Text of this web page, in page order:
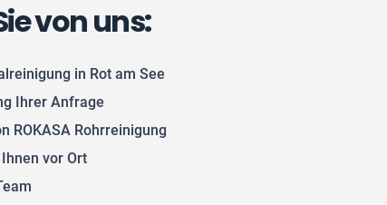
von uns:
in Rot am See
Ihrer Anfrage
ROKASA Rohrreinigung
vor Ort